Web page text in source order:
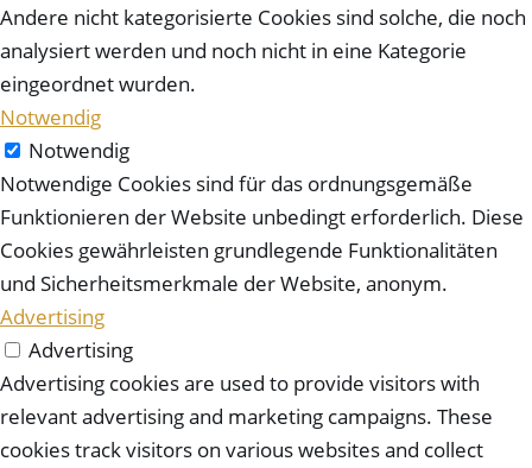
Andere nicht kategorisierte Cookies sind solche, die noch
analysiert werden und noch nicht in eine Kategorie
eingeordnet wurden.
Notwendig
Notwendig
Notwendige Cookies sind für das ordnungsgemäße
Funktionieren der Website unbedingt erforderlich. Diese
Cookies gewährleisten grundlegende Funktionalitäten
und Sicherheitsmerkmale der Website, anonym.
Advertising
Advertising
Advertising cookies are used to provide visitors with
relevant advertising and marketing campaigns. These
cookies track visitors on various websites and collect